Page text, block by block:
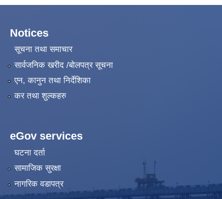
Notices
सूचना तथा समाचार
सार्वजनिक खरीद /बोलपत्र सूचना
एन, कानुन तथा निर्देशिका
कर तथा शुल्कहरु
eGov services
घटना दर्ता
सामाजिक सुरक्षा
नागरिक वडापत्र